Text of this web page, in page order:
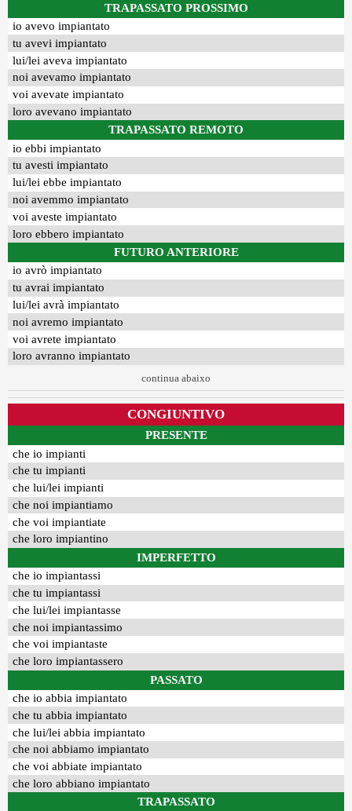
TRAPASSATO PROSSIMO
io avevo impiantato
tu avevi impiantato
lui/lei aveva impiantato
noi avevamo impiantato
voi avevate impiantato
loro avevano impiantato
TRAPASSATO REMOTO
io ebbi impiantato
tu avesti impiantato
lui/lei ebbe impiantato
noi avemmo impiantato
voi aveste impiantato
loro ebbero impiantato
FUTURO ANTERIORE
io avrò impiantato
tu avrai impiantato
lui/lei avrà impiantato
noi avremo impiantato
voi avrete impiantato
loro avranno impiantato
continua abaixo
CONGIUNTIVO
PRESENTE
che io impianti
che tu impianti
che lui/lei impianti
che noi impiantiamo
che voi impiantiate
che loro impiantino
IMPERFETTO
che io impiantassi
che tu impiantassi
che lui/lei impiantasse
che noi impiantassimo
che voi impiantaste
che loro impiantassero
PASSATO
che io abbia impiantato
che tu abbia impiantato
che lui/lei abbia impiantato
che noi abbiamo impiantato
che voi abbiate impiantato
che loro abbiano impiantato
TRAPASSATO